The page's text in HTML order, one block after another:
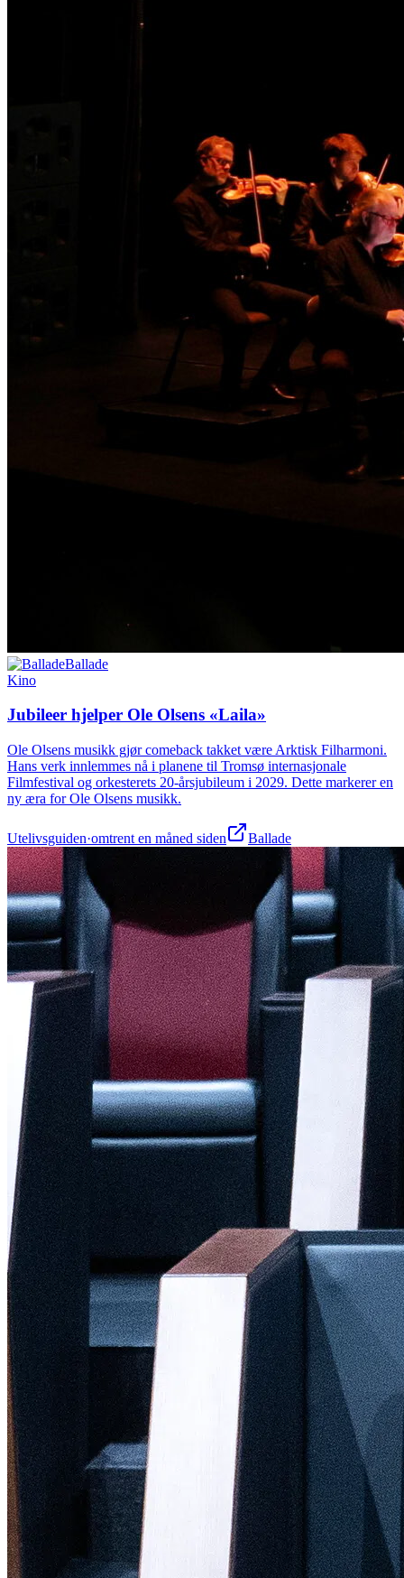
Ballade
Kino
Jubileer hjelper Ole Olsens «Laila»
Ole Olsens musikk gjør comeback takket være Arktisk Filharmoni.
Hans verk innlemmes nå i planene til Tromsø internasjonale
Filmfestival og orkesterets 20-årsjubileum i 2029. Dette markerer en
ny æra for Ole Olsens musikk.
Utelivsguiden·omtrent en måned siden Ballade